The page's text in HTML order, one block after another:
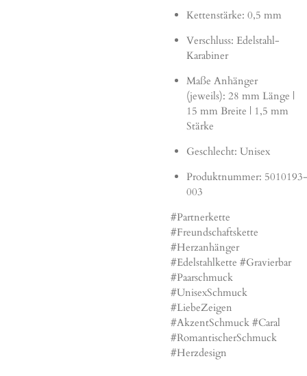
Kettenstärke: 0,5 mm
Verschluss: Edelstahl-
Karabiner
Maße Anhänger
(jeweils): 28 mm Länge |
15 mm Breite | 1,5 mm
Stärke
Geschlecht: Unisex
Produktnummer: 5010193-
003
#Partnerkette
#Freundschaftskette
#Herzanhänger
#Edelstahlkette #Gravierbar
#Paarschmuck
#UnisexSchmuck
#LiebeZeigen
#AkzentSchmuck #Caral
#RomantischerSchmuck
#Herzdesign